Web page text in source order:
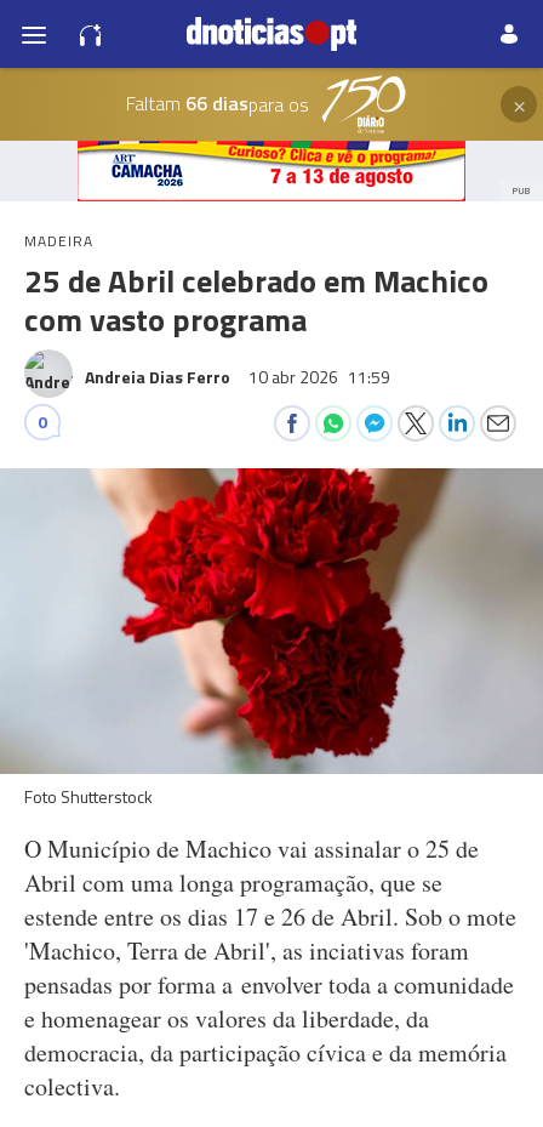
Faltam 66 diaspara os ×
PUB
MADEIRA
25 de Abril celebrado em Machico
com vasto programa
Andreia Dias Ferro 10 abr 2026 11:59
0
Foto Shutterstock
O Município de Machico vai assinalar o 25 de
Abril com uma longa programação, que se
estende entre os dias 17 e 26 de Abril. Sob o mote
'Machico, Terra de Abril', as inciativas foram
pensadas por forma a envolver toda a comunidade
e homenagear os valores da liberdade, da
democracia, da participação cívica e da memória
colectiva.